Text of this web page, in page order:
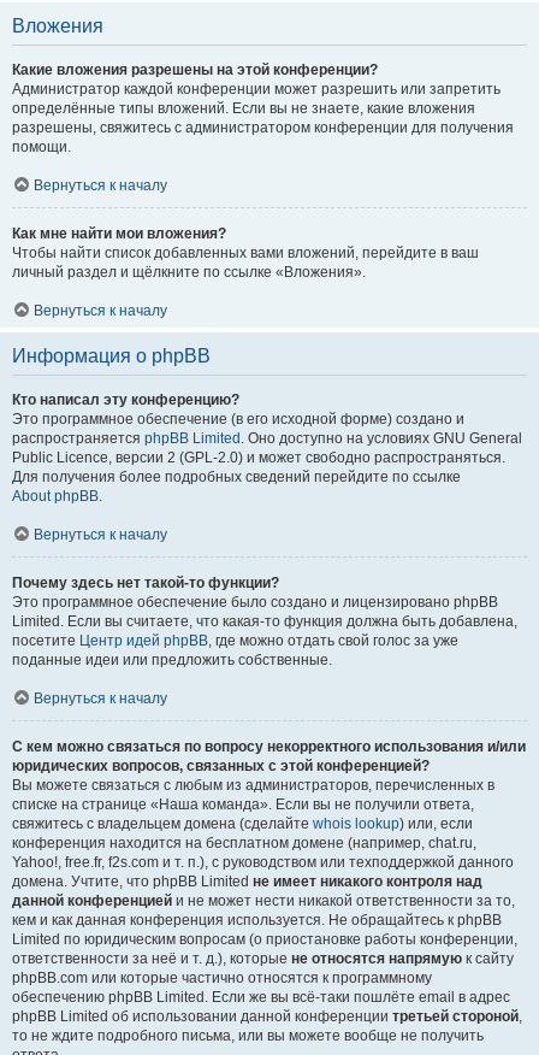
Вложения
Какие вложения разрешены на этой конференции?
Администратор каждой конференции может разрешить или запретить
определённые типы вложений. Если вы не знаете, какие вложения
разрешены, свяжитесь с администратором конференции для получения
помощи.
Вернуться к началу
Как мне найти мои вложения?
Чтобы найти список добавленных вами вложений, перейдите в ваш
личный раздел и щёлкните по ссылке «Вложения».
Вернуться к началу
Информация о phpBB
Кто написал эту конференцию?
Это программное обеспечение (в его исходной форме) создано и
распространяется phpBB Limited . Оно доступно на условиях GNU General
Public Licence, версии 2 (GPL-2.0) и может свободно распространяться.
Для получения более подробных сведений перейдите по ссылке
About phpBB.
Вернуться к началу
Почему здесь нет такой-то функции?
Это программное обеспечение было создано и лицензировано phpBB
Limited. Если вы считаете, что какая-то функция должна быть добавлена,
посетите Центр идей phpBB, где можно отдать свой голос за уже
поданные идеи или предложить собственные.
Вернуться к началу
С кем можно связаться по вопросу некорректного использования и/или
юридических вопросов, связанных с этой конференцией?
Вы можете связаться с любым из администраторов, перечисленных в
списке на странице «Наша команда». Если вы не получили ответа,
свяжитесь с владельцем домена (сделайте whois lookup) или, если
конференция находится на бесплатном домене (например, chat.ru,
Yahoo!, free.fr, f2s.com и т. п.), с руководством или техподдержкой данного
домена. Учтите, что phpBB Limited не имеет никакого контроля над
данной конференцией и не может нести никакой ответственности за то,
кем и как данная конференция используется. Не обращайтесь к phpBB
Limited по юридическим вопросам (о приостановке работы конференции,
ответственности за неё и т. д.), которые не относятся напрямую к сайту
phpBB.com или которые частично относятся к программному
обеспечению phpBB Limited. Если же вы всё-таки пошлёте email в адрес
phpBB Limited об использовании данной конференции третьей стороной,
то не ждите подробного письма, или вы можете вообще не получить